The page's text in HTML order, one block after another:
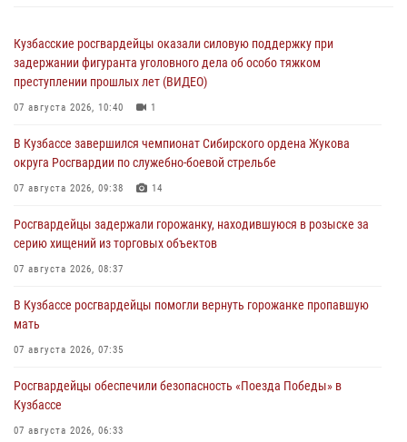
Кузбасские росгвардейцы оказали силовую поддержку при
задержании фигуранта уголовного дела об особо тяжком
преступлении прошлых лет (ВИДЕО)
07 августа 2026, 10:40 1
В Кузбассе завершился чемпионат Сибирского ордена Жукова
округа Росгвардии по служебно-боевой стрельбе
07 августа 2026, 09:38 14
Росгвардейцы задержали горожанку, находившуюся в розыске за
серию хищений из торговых объектов
07 августа 2026, 08:37
В Кузбассе росгвардейцы помогли вернуть горожанке пропавшую
мать
07 августа 2026, 07:35
Росгвардейцы обеспечили безопасность «Поезда Победы» в
Кузбассе
07 августа 2026, 06:33